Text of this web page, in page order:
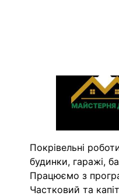
Покрівельні
будинки, гаражі,
Працюємо з
Частковий та